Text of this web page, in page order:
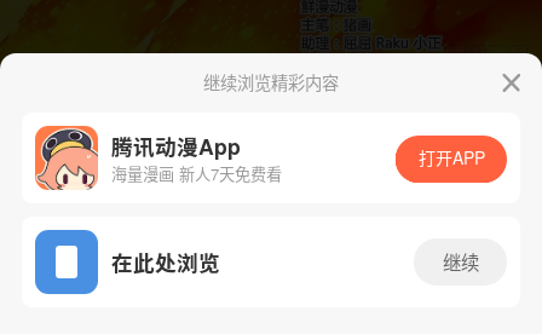
App免费看
下一话 腾漫App免费看
继续浏览精彩内容
腾讯动漫App
海量漫画 新人7天免费看
打开APP
在此处浏览 继续